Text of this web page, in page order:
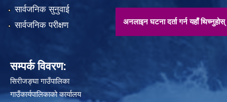
अनलाइन घटना दर्ता गर्न यहाँ थिच्नुहोस् !!
सार्वजनिक सुनुवाई
सार्वजनिक परीक्षण
सम्पर्क विवरण:
सिरीजङ्घा गाउँपालिका
गाउँकार्यपालिकाको कार्यालय